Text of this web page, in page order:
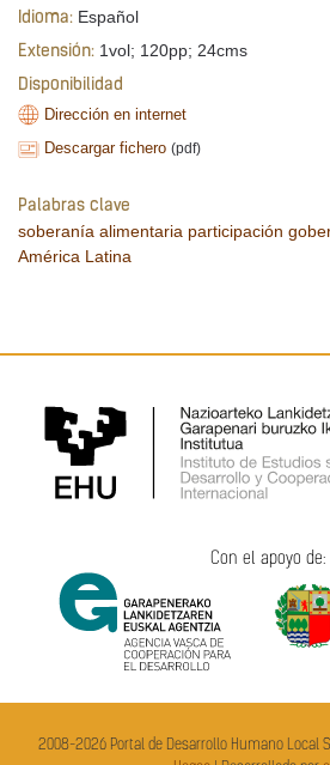
Idioma: Español
Extensión: 1vol; 120pp; 24cms
Disponibilidad
Dirección en internet
Descargar fichero (pdf)
Palabras clave
soberanía alimentaria participación
América Latina
Con el apoyo de:
2008-2026 Portal de Desarrollo Humano Local